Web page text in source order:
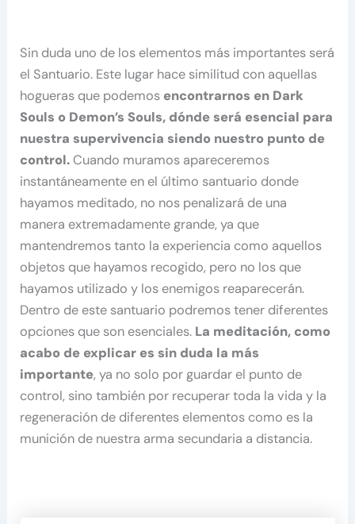
Sin duda uno de los elementos más importantes será
el Santuario. Este lugar hace similitud con aquellas
hogueras que podemos encontrarnos en Dark
Souls o Demon’s Souls, dónde será esencial para
nuestra supervivencia siendo nuestro punto de
control.Cuando muramos apareceremos
instantáneamente en el último santuario donde
hayamos meditado, no nos penalizará de una
manera extremadamente grande, ya que
mantendremos tanto la experiencia como aquellos
objetos que hayamos recogido, pero no los que
hayamos utilizado y los enemigos reaparecerán.
Dentro de este santuario podremos tener diferentes
opciones que son esenciales. La meditación, como
acabo de explicar es sin duda la más
importante, ya no solo por guardar el punto de
control, sino también por recuperar toda la vida y la
regeneración de diferentes elementos como es la
munición de nuestra arma secundaria a distancia.